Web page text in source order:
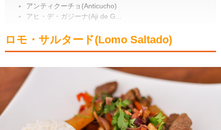
アンティクーチョ(Anticucho)
アヒ・デ・ガジーナ(Aji de G...
ロモ・サルタード(Lomo Saltado)